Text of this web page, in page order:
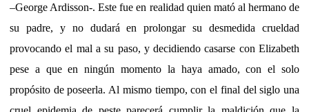
–George Ardisson-. Este fue en realidad quien mató al hermano de
su padre, y no dudará en prolongar su desmedida crueldad
provocando el mal a su paso, y decidiendo casarse con Elizabeth
pese a que en ningún momento la haya amado, con el solo
propósito de poseerla. Al mismo tiempo, con el final del siglo una